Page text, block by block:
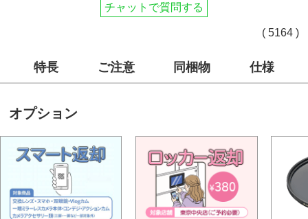
チャットで質問する
( 5164 )
特長 ご注意 同梱物 仕様
オプション